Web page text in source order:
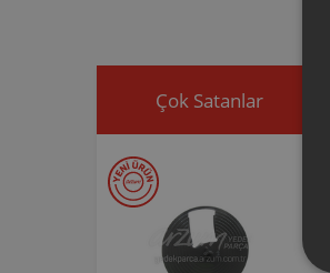
Çok Satanlar